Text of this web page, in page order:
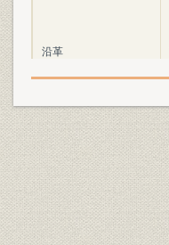
沿革
沿革;広報
施設